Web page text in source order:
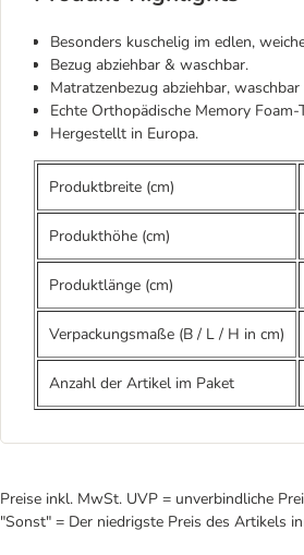
Besonders kuschelig im edlen,
Bezug abziehbar & waschbar.
Matratzenbezug abziehbar,
Echte Orthopädische Memory Foam-
Hergestellt in Europa.
Produktbreite (cm)
Produkthöhe (cm)
Produktlänge (cm)
Verpackungsmaße (B / L / H in cm)
Anzahl der Artikel im Paket
Preise inkl. MwSt. UVP = unverbindliche
"Sonst" = Der niedrigste Preis des Artikels